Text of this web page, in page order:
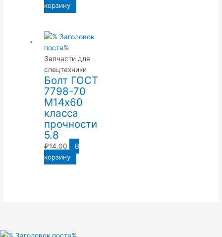
корзину
Запчасти для
спецтехники
Болт ГОСТ
7798-70
М14х60
класса
прочности
5.8
₽14.00
В
корзину